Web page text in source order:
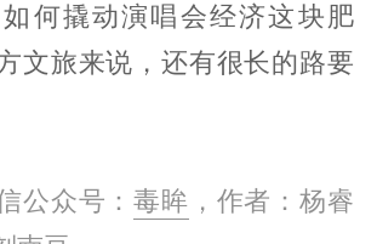
何撬动演唱会经济这块肥
文旅来说，还有很长的路要
公众号：毒眸 ，作者：杨睿